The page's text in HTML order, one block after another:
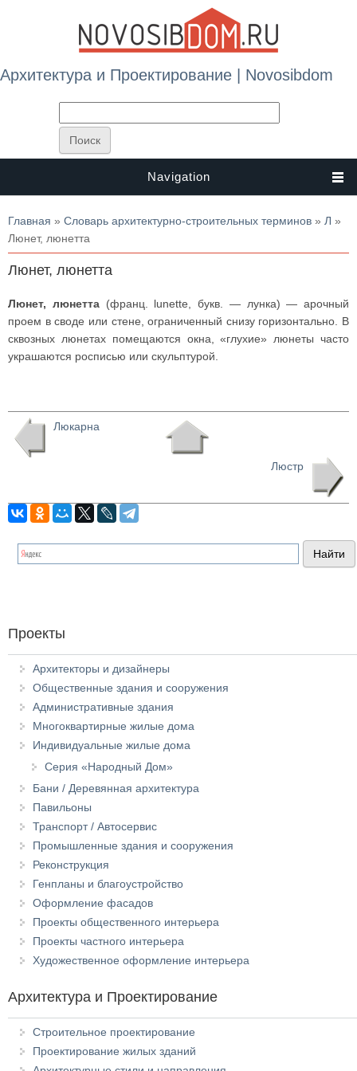
Архитектура и Проектирование | Novosibdom
Navigation
Вы здесь
Главная » Словарь архитектурно-строительных терминов » Л »
Люнет, люнетта
Люнет, люнетта
Люнет, люнетта(франц. lunette, букв. — лунка) — арочный
проем в своде или стене, ограниченный снизу горизонтально. В
сквозных люнетах помещаются окна, «глухие» люнеты часто
украшаются росписью или скульптурой.
Люкарна
Люстр
Проекты
Архитекторы и дизайнеры
Общественные здания и сооружения
Административные здания
Многоквартирные жилые дома
Индивидуальные жилые дома
Серия «Народный Дом»
Бани / Деревянная архитектура
Павильоны
Транспорт / Автосервис
Промышленные здания и сооружения
Реконструкция
Генпланы и благоустройство
Оформление фасадов
Проекты общественного интерьера
Проекты частного интерьера
Художественное оформление интерьера
Архитектура и Проектирование
Строительное проектирование
Проектирование жилых зданий